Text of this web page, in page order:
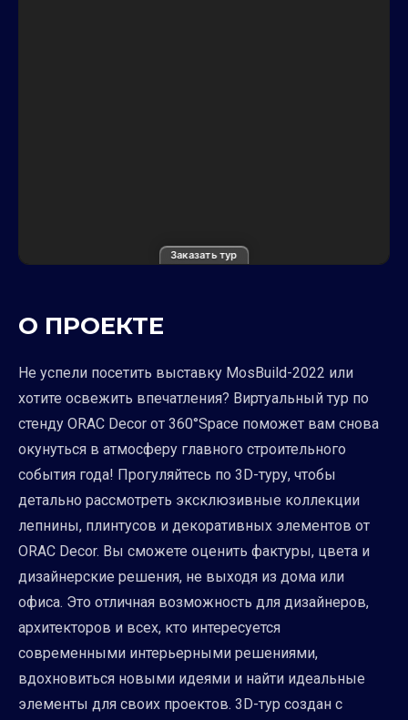
Заказать тур
О ПРОЕКТЕ
Не успели посетить выставку MosBuild-2022 или
хотите освежить впечатления? Виртуальный тур по
стенду ORAC Decor от 360°Space поможет вам снова
окунуться в атмосферу главного строительного
события года! Прогуляйтесь по 3D-туру, чтобы
детально рассмотреть эксклюзивные коллекции
лепнины, плинтусов и декоративных элементов от
ORAC Decor. Вы сможете оценить фактуры, цвета и
дизайнерские решения, не выходя из дома или
офиса. Это отличная возможность для дизайнеров,
архитекторов и всех, кто интересуется
современными интерьерными решениями,
вдохновиться новыми идеями и найти идеальные
элементы для своих проектов. 3D-тур создан с